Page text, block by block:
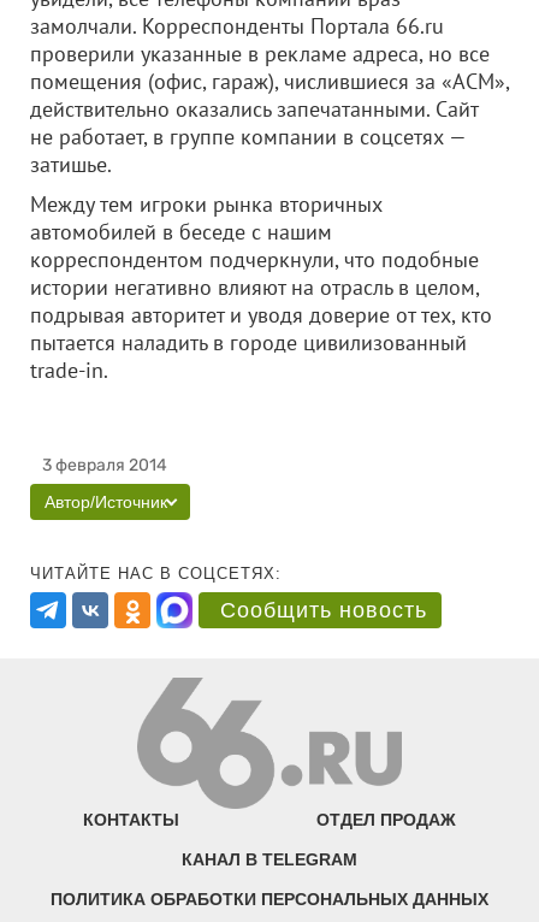
замолчали. Корреспонденты Портала 66.ru
проверили указанные в рекламе адреса, но все
помещения (офис, гараж), числившиеся за «АСМ»,
действительно оказались запечатанными. Сайт
не работает, в группе компании в соцсетях —
затишье.
Между тем игроки рынка вторичных
автомобилей в беседе с нашим
корреспондентом подчеркнули, что подобные
истории негативно влияют на отрасль в целом,
подрывая авторитет и уводя доверие от тех, кто
пытается наладить в городе цивилизованный
trade-in.
3 февраля 2014
Автор/Источник
ЧИТАЙТЕ НАС В СОЦСЕТЯХ:
Сообщить новость
КОНТАКТЫ ОТДЕЛ ПРОДАЖ
КАНАЛ В TELEGRAM
ПОЛИТИКА ОБРАБОТКИ ПЕРСОНАЛЬНЫХ ДАННЫХ